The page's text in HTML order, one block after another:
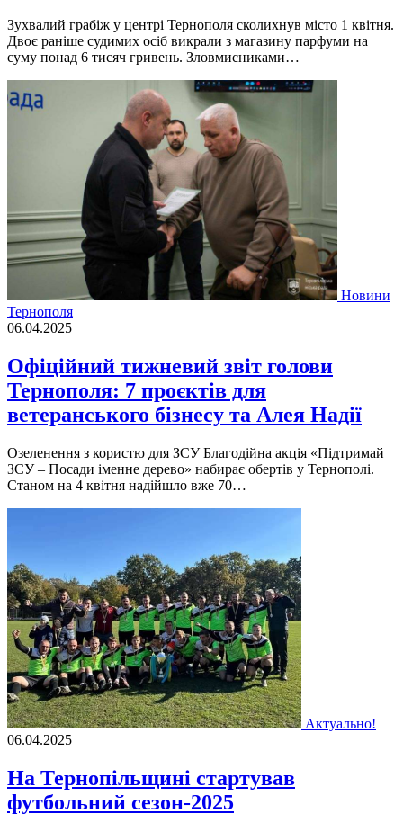
Зухвалий грабіж у центрі Тернополя сколихнув місто 1 квітня.
Двоє раніше судимих осіб викрали з магазину парфуми на
суму понад 6 тисяч гривень. Зловмисниками…
Новини
Тернополя
06.04.2025
Офіційний тижневий звіт голови
Тернополя: 7 проєктів для
ветеранського бізнесу та Алея Надії
Озеленення з користю для ЗСУ Благодійна акція «Підтримай
ЗСУ – Посади іменне дерево» набирає обертів у Тернополі.
Станом на 4 квітня надійшло вже 70…
Актуально!
06.04.2025
На Тернопільщині стартував
футбольний сезон-2025